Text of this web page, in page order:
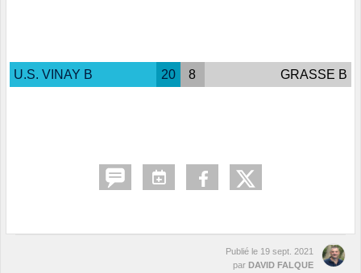
U.S. VINAY B 20 8 GRASSE B
Publié le 19 sept. 2021
par DAVID FALQUE